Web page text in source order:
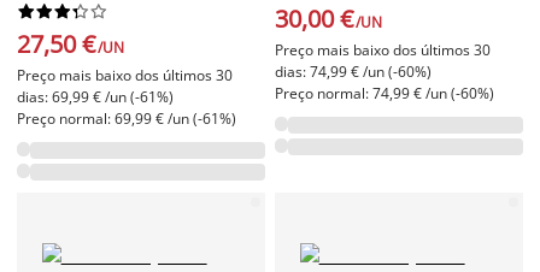






27,50 €/UN
Preço mais baixo dos últimos 30
dias: 69,99 € /un (-61%)
Preço normal: 69,99 € /un (-61%)
30,00 €/UN
Preço mais baixo dos últimos 30
dias: 74,99 € /un (-60%)
Preço normal: 74,99 € /un (-60%)